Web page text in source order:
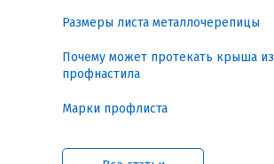
Размеры листа металлочерепицы
Почему может протекать крыша из
профнастила
Марки профлиста